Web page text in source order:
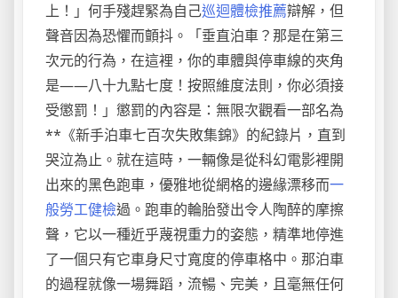
上！」何手殘趕緊為自己巡迴體檢推薦辯解，但
聲音因為恐懼而顫抖。「垂直泊車？那是在第三
次元的行為，在這裡，你的車體與停車線的夾角
是——八十九點七度！按照維度法則，你必須接
受懲罰！」懲罰的內容是：無限次觀看一部名為
**《新手泊車七百次失敗集錦》的紀錄片，直到
哭泣為止。就在這時，一輛像是從科幻電影裡開
出來的黑色跑車，優雅地從網格的邊緣漂移而一
般勞工健檢過。跑車的輪胎發出令人陶醉的摩擦
聲，它以一種近乎蔑視重力的姿態，精準地停進
了一個只有它車身尺寸寬度的停車格中。那泊車
的過程就像一場舞蹈，流暢、完美，且毫無任何